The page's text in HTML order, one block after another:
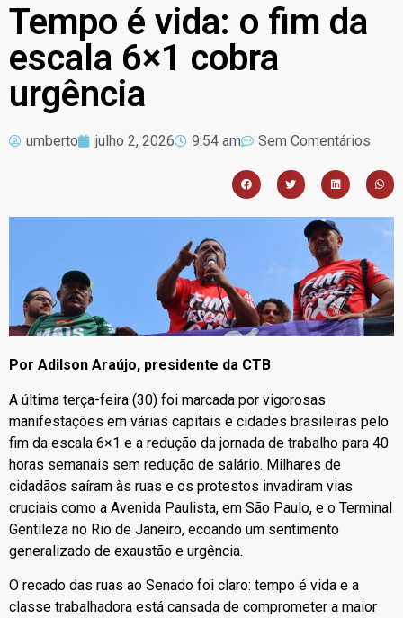
Tempo é vida: o fim da
escala 6×1 cobra
urgência
umberto julho 2, 2026 9:54 am Sem Comentários
Por Adilson Araújo, presidente da CTB
A última terça-feira (30) foi marcada por vigorosas
manifestações em várias capitais e cidades brasileiras pelo
fim da escala 6×1 e a redução da jornada de trabalho para 40
horas semanais sem redução de salário. Milhares de
cidadãos saíram às ruas e os protestos invadiram vias
cruciais como a Avenida Paulista, em São Paulo, e o Terminal
Gentileza no Rio de Janeiro, ecoando um sentimento
generalizado de exaustão e urgência.
O recado das ruas ao Senado foi claro: tempo é vida e a
classe trabalhadora está cansada de comprometer a maior